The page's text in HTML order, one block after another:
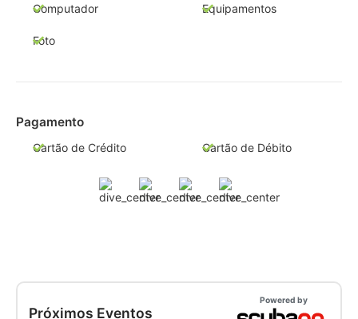
Computador Equipamentos
Foto
Pagamento
Cartão de Crédito Cartão de Débito
Próximos Eventos
Powered by